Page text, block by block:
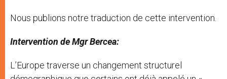
Nous publions notre traduction de cette intervention.
Intervention de Mgr Bercea:
L’Europe traverse un changement structurel